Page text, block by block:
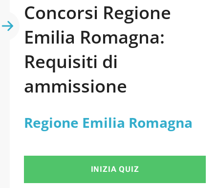
Concorsi Regione
Emilia Romagna:
Requisiti di
ammissione
Regione Emilia Romagna
INIZIA QUIZ